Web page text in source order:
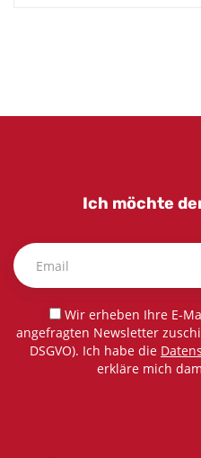
Ich möchte
Wir erheben Ihre E-
angefragten Newsletter
DSGVO). Ich habe die
erkläre mich